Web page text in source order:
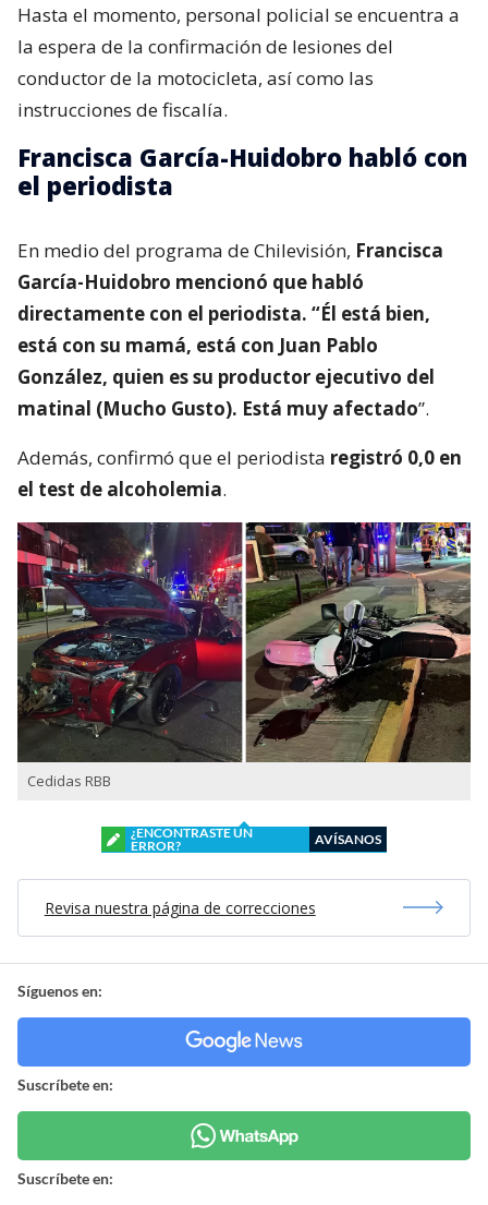
Hasta el momento, personal policial se encuentra a
la espera de la confirmación de lesiones del
conductor de la motocicleta, así como las
instrucciones de fiscalía.
Francisca García-Huidobro habló con
el periodista
En medio del programa de Chilevisión, Francisca
García-Huidobro mencionó que habló
directamente con el periodista. “Él está bien,
está con su mamá, está con Juan Pablo
González, quien es su productor ejecutivo del
matinal (Mucho Gusto). Está muy afectado”.
Además, confirmó que el periodista registró 0,0 en
el test de alcoholemia.
Cedidas RBB
¿ENCONTRASTE UN
ERROR?
AVÍSANOS
Revisa nuestra página de correcciones
Síguenos en:
Suscríbete en:
Suscríbete en: